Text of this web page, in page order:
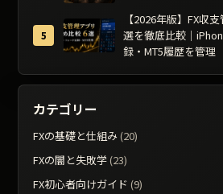
【2026年版】FX収
選を徹底比較｜
録・MT5履歴を管理
カテゴリー
FXの基礎と仕組み(20)
FXの闇と失敗学(23)
FX初心者向けガイド (9)